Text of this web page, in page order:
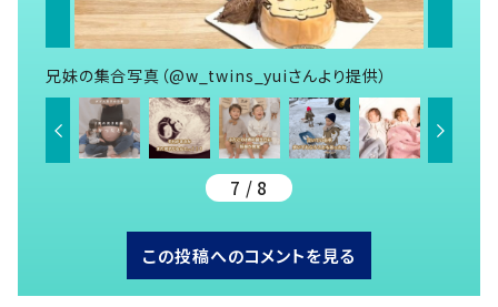
兄妹の集合写真（@w_twins_yuiさんより提供）
7 / 8
この投稿へのコメントを見る